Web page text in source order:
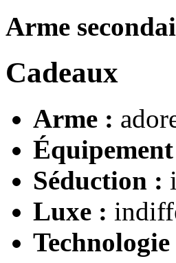
Arme
Cadeaux
Arme :
Séduction :
Luxe :
Technologie